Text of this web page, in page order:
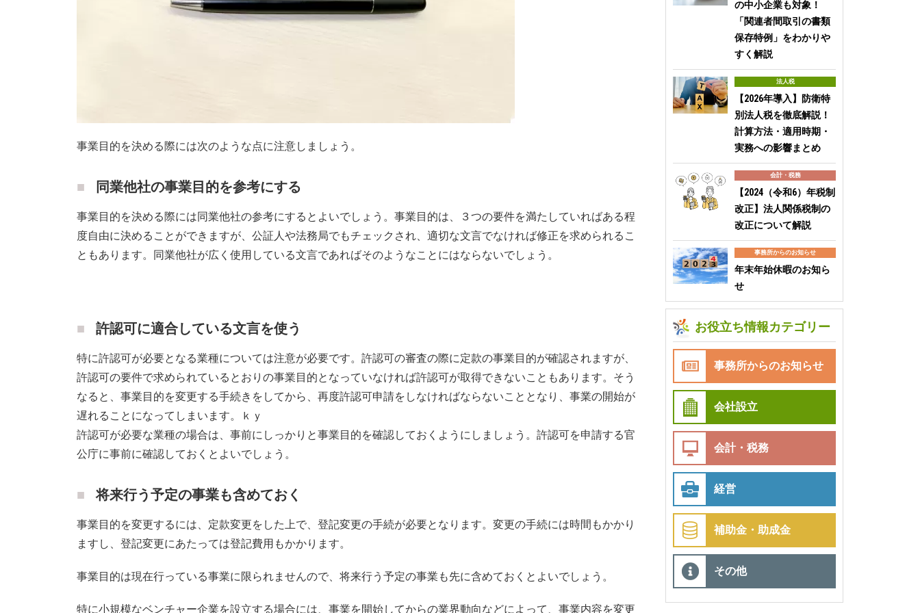
事業目的を決める際には次のような点に注意しましょう。
同業他社の事業目的を参考にする
事業目的を決める際には同業他社の参考にするとよいでしょう。事業目的は、３つの要件を満たしていればある程
度自由に決めることができますが、公証人や法務局でもチェックされ、適切な文言でなければ修正を求められるこ
ともあります。同業他社が広く使用している文言であればそのようなことにはならないでしょう。
許認可に適合している文言を使う
特に許認可が必要となる業種については注意が必要です。許認可の審査の際に定款の事業目的が確認されますが、
許認可の要件で求められているとおりの事業目的となっていなければ許認可が取得できないこともあります。そう
なると、事業目的を変更する手続きをしてから、再度許認可申請をしなければならないこととなり、事業の開始が
遅れることになってしまいます。ｋｙ
許認可が必要な業種の場合は、事前にしっかりと事業目的を確認しておくようにしましょう。許認可を申請する官
公庁に事前に確認しておくとよいでしょう。
将来行う予定の事業も含めておく
事業目的を変更するには、定款変更をした上で、登記変更の手続が必要となります。変更の手続には時間もかかり
ますし、登記変更にあたっては登記費用もかかります。
事業目的は現在行っている事業に限られませんので、将来行う予定の事業も先に含めておくとよいでしょう。
特に小規模なベンチャー企業を設立する場合には、事業を開始してからの業界動向などによって、事業内容を変更
の中小企業も対象！
「関連者間取引の書類
保存特例」をわかりや
すく解説
法人税
【2026年導入】防衛特
別法人税を徹底解説！
計算方法・適用時期・
実務への影響まとめ
会計・税務
【2024（令和6）年税制
改正】法人関係税制の
改正について解説
事務所からのお知らせ
年末年始休暇のお知ら
せ
お役立ち情報カテゴリー
事務所からのお知らせ
会社設立
会計・税務
経営
補助金・助成金
その他